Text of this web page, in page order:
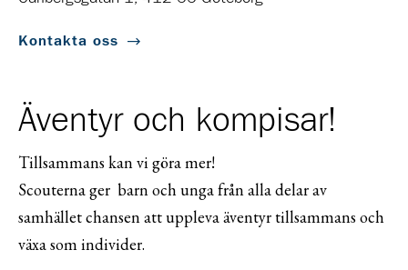
Kontakta oss
Äventyr och kompisar!
Tillsammans kan vi göra mer!
Scouterna ger barn och unga från alla delar av
samhället chansen att uppleva äventyr tillsammans och
växa som individer.